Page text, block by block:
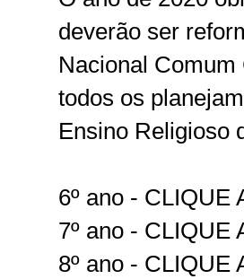
deverão ser
Nacional
todos os
Ensino Religioso
6º ano - CLIQUE
7º ano - CLIQUE
8º ano - CLIQUE